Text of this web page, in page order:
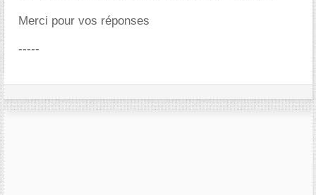
Merci pour vos réponses
-----